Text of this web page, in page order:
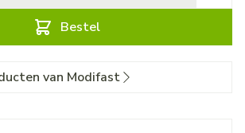
Bestel
van Modifast